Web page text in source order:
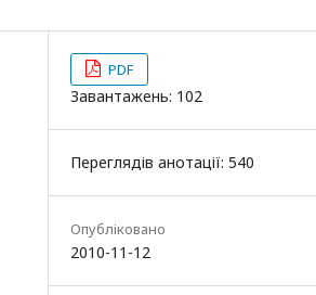
PDF
Завантажень: 102
Переглядів анотації: 540
Опубліковано
2010-11-12